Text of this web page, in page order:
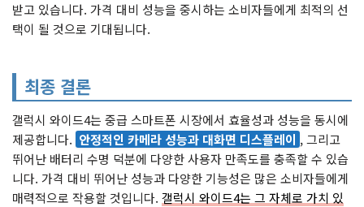
받고 있습니다. 가격 대비 성능을 중시하는 소비자들에게 최적의 선
택이 될 것으로 기대됩니다.
최종 결론
갤럭시 와이드4는 중급 스마트폰 시장에서 효율성과 성능을 동시에
제공합니다. 안정적인 카메라 성능과 대화면 디스플레이 , 그리고
뛰어난 배터리 수명 덕분에 다양한 사용자 만족도를 충족할 수 있습
니다. 가격 대비 뛰어난 성능과 다양한 기능성은 많은 소비자들에게
매력적으로 작용할 것입니다. 갤럭시 와이드4는 그 자체로 가치 있